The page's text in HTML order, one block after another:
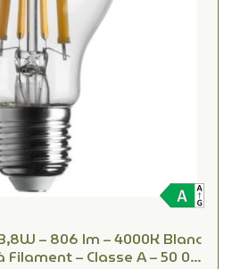
– 806 lm – 4000K Blanc
– Classe A – 50 000